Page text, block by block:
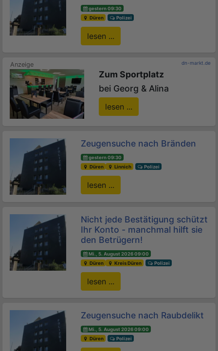
gestern 09:30
Düren
Polizei
lesen ...
dn-markt.de
Zum Sportplatz
bei Georg & Alina
lesen ...
Zeugensuche nach Bränden
gestern 09:30
Düren
Linnich Polizei
lesen ...
Nicht jede Bestätigung schützt
Ihr Konto - manchmal hilft sie
den Betrügern!
Mi., 5. August 2026 09:00
Düren
Kreis Düren Polizei
lesen ...
Zeugensuche nach Raubdelikt
Mi., 5. August 2026 09:00
Düren
Polizei